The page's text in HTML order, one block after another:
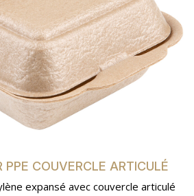
PPE COUVERCLE ARTICULÉ
expansé avec couvercle articulé